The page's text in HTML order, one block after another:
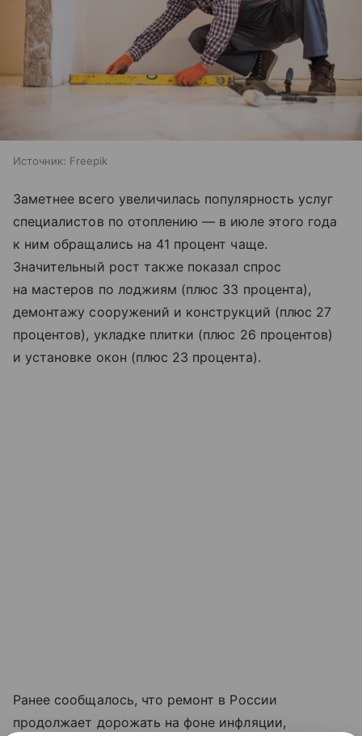
Источник: Freepik
Заметнее всего увеличилась популярность услуг
специалистов по отоплению — в июле этого года
к ним обращались на 41 процент чаще.
Значительный рост также показал спрос
на мастеров по лоджиям (плюс 33 процента),
демонтажу сооружений и конструкций (плюс 27
процентов), укладке плитки (плюс 26 процентов)
и установке окон (плюс 23 процента).
Ранее сообщалось, что ремонт в России
продолжает дорожать на фоне инфляции,